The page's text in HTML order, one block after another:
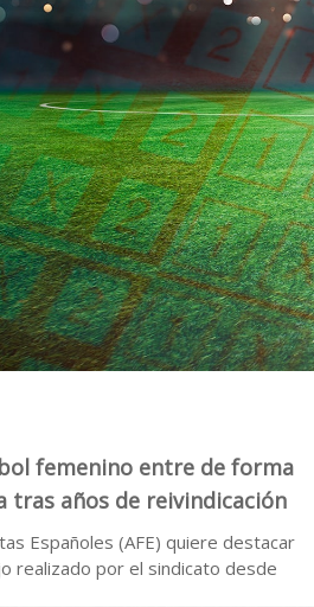
femenino entre de forma
tras años de reivindicación
Españoles (AFE) quiere destacar
realizado por el sindicato desde